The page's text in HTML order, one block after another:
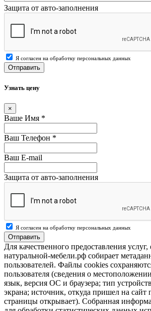
Защита от авто-заполнения
Я согласен на обработку персональных данных
Отправить
Узнать цену
×
Ваше Имя *
Ваш Телефон *
Ваш E-mail
Защита от авто-заполнения
Я согласен на обработку персональных данных
Отправить
Для качественного предоставления
натуральной-мебели.рф собирает
пользователей. Файлы cookies
пользователя (сведения о
язык, версия ОС и браузера; тип
экрана; источник, откуда пришел на сайт
страницы открывает). Собранная